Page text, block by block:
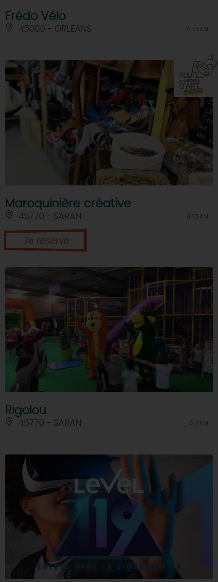
Frédo Vélo
45000 - ORLEANS À 1.5 KM
Maroquinière créative
45770 - SARAN À 1.5 KM
Je réserve
Rigolou
45770 - SARAN À 2 KM